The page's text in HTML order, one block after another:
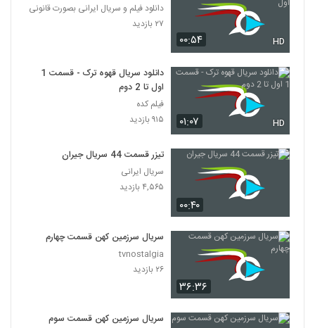
۰۰:۵۴ HD
دانلود فیلم و سریال ایرانی بصورت قانونی
۲۷ بازدید
۰۱:۰۷ HD
دانلود سریال قهوه ترک - قسمت 1
اول تا 2 دوم
فیلم کده
۹۱۵ بازدید
۰۰:۴۰
تیزر قسمت 44 سریال جیران
سریال ایرانی
۴,۵۶۵ بازدید
۳۶:۳۶
سریال سرزمین کهن قسمت چهارم
tvnostalgia
۲۶ بازدید
سریال سرزمین کهن قسمت سوم